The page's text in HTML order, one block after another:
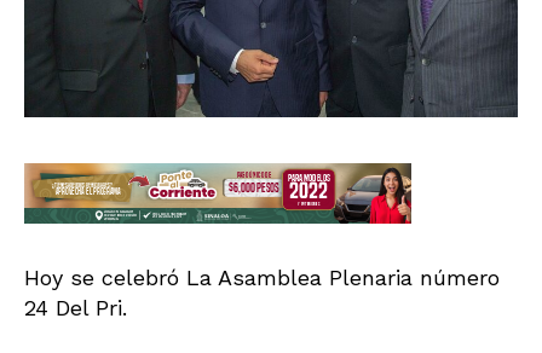
Hoy se celebró La Asamblea Plenaria número
24 Del Pri.